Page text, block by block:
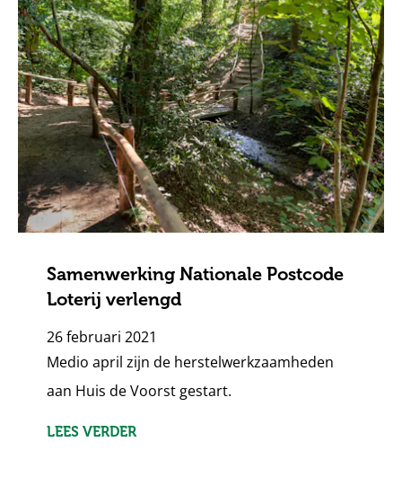
Samenwerking Nationale Postcode
Loterij verlengd
26 februari 2021
Medio april zijn de herstelwerkzaamheden
aan Huis de Voorst gestart.
LEES VERDER